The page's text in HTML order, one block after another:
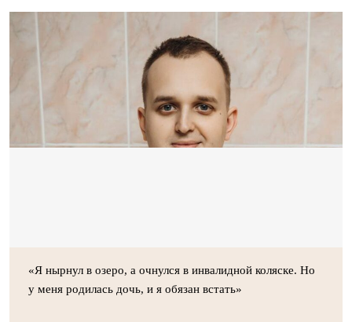
«Я нырнул в озеро, а очнулся в инвалидной коляске. Но
у меня родилась дочь, и я обязан встать»